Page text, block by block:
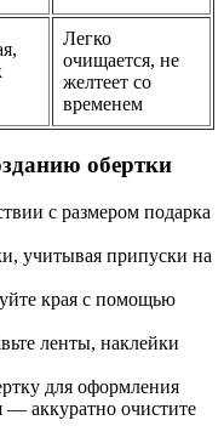
Легко
очищается, не
желтеет со
временем
обертки
с размером подарка
учитывая припуски на
края с помощью
ленты, наклейки
для оформления
— аккуратно очистите